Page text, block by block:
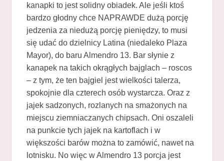
kanapki to jest solidny obiadek. Ale jeśli ktoś
bardzo głodny chce NAPRAWDE dużą porcję
jedzenia za niedużą porcję pieniędzy, to musi
się udać do dzielnicy Latina (niedaleko Plaza
Mayor), do baru Almendro 13. Bar słynie z
kanapek na takich okrągłych bajglach – roscos
– z tym, że ten bajgiel jest wielkości talerza,
spokojnie dla czterech osób wystarcza. Oraz z
jajek sadzonych, rozlanych na smażonych na
miejscu ziemniaczanych chipsach. Oni oszaleli
na punkcie tych jajek na kartoflach i w
większości barów można to zamówić, nawet na
lotnisku. No więc w Almendro 13 porcja jest